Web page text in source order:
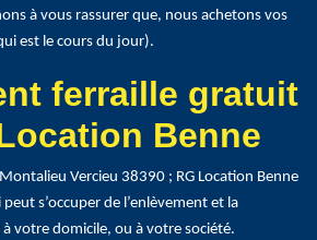
à vous rassurer que, nous achetons vos
est le cours du jour).
ferraille gratuit
Benne
Vercieu 38390 ; RG Location Benne
s’occuper de l’enlèvement et la
votre domicile, ou à votre société.